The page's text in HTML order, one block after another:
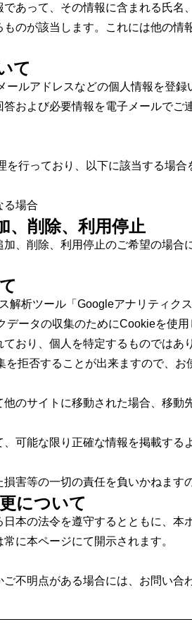
あって、その情報に含まれる氏
のが該当します。これには他の情
て
ールアドレスなどの個人情報を登録
および必要情報を電子メールでご
を行っており、以下に該当する場
る場合
、削除、利用停止
、削除、利用停止のご希望の場合
解析ツール「Googleアナリティク
ータの収集のためにCookieを使用
おり、個人を特定するものではあ
拒否することが出来ますので、お
のサイトに移動された場合、移
可能な限り正確な情報を掲載す
害等の一切の責任を負いかねます
について
本の法令を遵守するとともに、本
に本ページにて開示されます。
不明点がある場合には、お問い合